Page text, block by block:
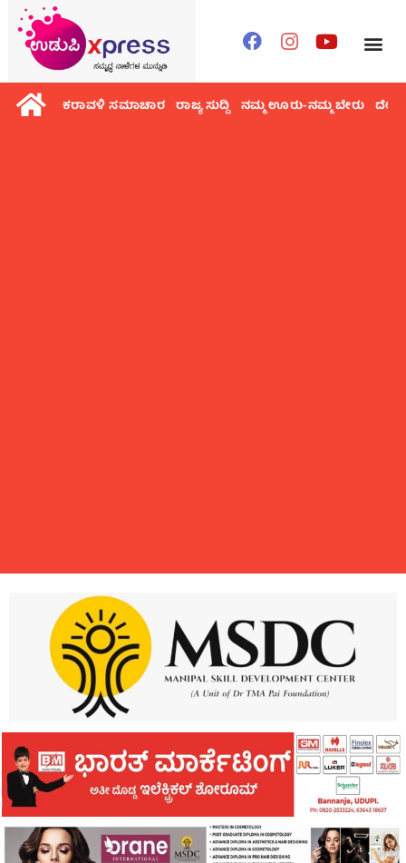
ಕರಾವಳಿ ಸಮಾಚಾರ ರಾಜ್ಯ ಸುದ್ದಿ ನಮ್ಮ ಊರು-ನಮ್ಮ ಬೇರು ದೇಶ